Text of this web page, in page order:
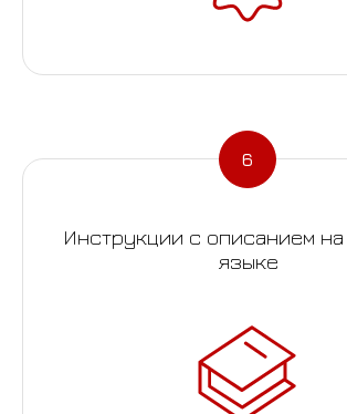
Инструкции с описанием
языке